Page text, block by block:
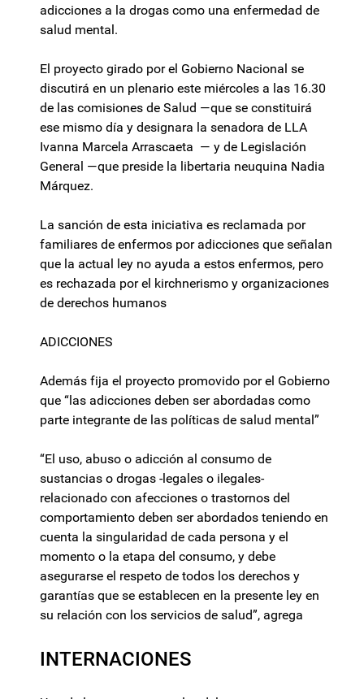
adicciones a la drogas como una enfermedad de
salud mental.
El proyecto girado por el Gobierno Nacional se
discutirá en un plenario este miércoles a las 16.30
de las comisiones de Salud —que se constituirá
ese mismo día y designara la senadora de LLA
Ivanna Marcela Arrascaeta — y de Legislación
General —que preside la libertaria neuquina Nadia
Márquez.
La sanción de esta iniciativa es reclamada por
familiares de enfermos por adicciones que señalan
que la actual ley no ayuda a estos enfermos, pero
es rechazada por el kirchnerismo y organizaciones
de derechos humanos
ADICCIONES
Además fija el proyecto promovido por el Gobierno
que “las adicciones deben ser abordadas como
parte integrante de las políticas de salud mental”
“El uso, abuso o adicción al consumo de
sustancias o drogas -legales o ilegales-
relacionado con afecciones o trastornos del
comportamiento deben ser abordados teniendo en
cuenta la singularidad de cada persona y el
momento o la etapa del consumo, y debe
asegurarse el respeto de todos los derechos y
garantías que se establecen en la presente ley en
su relación con los servicios de salud”, agrega
INTERNACIONES